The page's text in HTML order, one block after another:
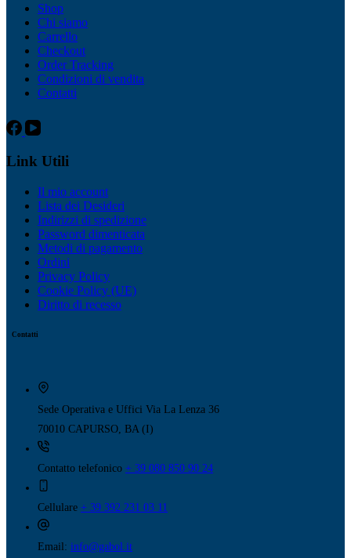
Shop
Chi siamo
Carrello
Checkout
Order Tracking
Condizioni di vendita
Contatti
Link Utili
Il mio account
Lista dei Desideri
Indirizzi di spedizione
Password dimenticata
Metodi di pagamento
Ordini
Privacy Policy
Cookie Policy (UE)
Diritto di recesso
Contatti
Sede Operativa e Uffici Via La Lenza 36
70010 CAPURSO, BA (I)
Contatto telefonico + 39 080 850 90 24
Cellulare + 39 392 231 03 11
Email: info@gabol.it